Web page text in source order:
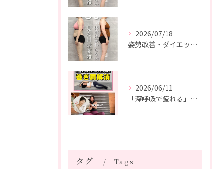
2026/07/18
姿勢改善・ダイエット・ピラティス【５０代・M様】
2026/06/11
「深呼吸で疲れる」の、実は普通じゃありません。
タグ Tags